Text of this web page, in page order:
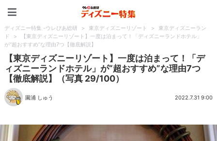
ディズニー特集 -ウレぴあ総研 > 東京ディズニーリゾート >
東京ディズニーラン
ド
>
【東京ディズニーリゾート】一度は泊まって！「ディズニーランドホテル」
が“超おすすめ”な理由7つ【徹底解説】
【東京ディズニーリゾート】一度は泊まって！「デ
ィズニーランドホテル」が“超おすすめ”な理由7つ
【徹底解説】（写真 29/100）
園浦 しゅう 2022.7.31 9:00